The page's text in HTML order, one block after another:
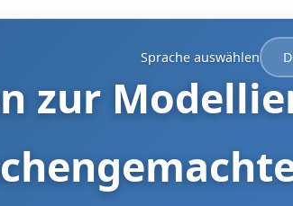
Sprache auswählen
zur